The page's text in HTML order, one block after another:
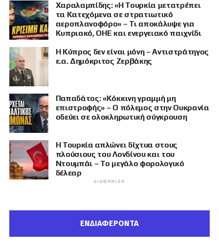
Χαραλαμπίδης: «Η Τουρκία μετατρέπει
τα Κατεχόμενα σε στρατιωτικό
αεροπλανοφόρο» – Τι αποκάλυψε για
Κυπριακό, ΟΗΕ και ενεργειακό παιχνίδι
Η Κύπρος δεν είναι μόνη – Αντιστράτηγος
ε.α. Δημόκριτος Ζερβάκης
Παπαδάτος: «Κόκκινη γραμμή μη
επιστροφής» – Ο πόλεμος στην Ουκρανία
οδεύει σε ολοκληρωτική σύγκρουση
Η Τουρκία απλώνει δίχτυα στους
πλούσιους του Λονδίνου και του
Ντουμπάι – Το μεγάλο φορολογικό
δέλεαρ
ΔΙΑΦΉΜΙΣΗ
ΕΝΔΙΑΦΕΡΟΝΤΑ